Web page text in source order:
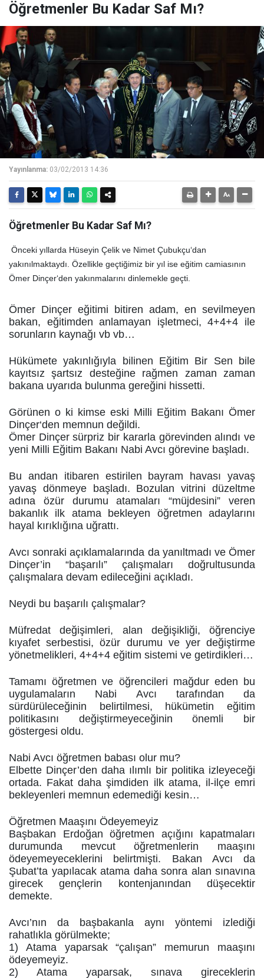
Öğretmenler Bu Kadar Saf Mı?
Yayınlanma: 03/02/2013 14:36
Öğretmenler Bu Kadar Saf Mı?
Önceki yıllarda Hüseyin Çelik ve Nimet Çubukçu‘dan
yakınılmaktaydı. Özellikle geçtiğimiz bir yıl ise eğitim camiasının
Ömer Dinçer‘den yakınmalarını dinlemekle geçti.
Ömer Dinçer eğitimi bitiren adam, en sevilmeyen
bakan, eğitimden anlamayan işletmeci, 4+4+4 ile
sorunların kaynağı vb vb…
Hükümete yakınlığıyla bilinen Eğitim Bir Sen bile
kayıtsız şartsız desteğine rağmen zaman zaman
bakana uyarıda bulunma gereğini hissetti.
Görünen o ki kimse eski Milli Eğitim Bakanı Ömer
Dinçer‘den memnun değildi.
Ömer Dinçer sürpriz bir kararla görevinden alındı ve
yeni Milli Eğitim Bakanı Nabi Avcı görevine başladı.
Bu andan itibaren estirilen bayram havası yavaş
yavaş dönmeye başladı. Bozulan vitrini düzeltme
adına özür durumu atamaları “müjdesini” veren
bakanlık ilk atama bekleyen öğretmen adaylarını
hayal kırıklığına uğrattı.
Avcı sonraki açıklamalarında da yanıltmadı ve Ömer
Dinçer’in “başarılı” çalışmaları doğrultusunda
çalışmalara devam edileceğini açıkladı.
Neydi bu başarılı çalışmalar?
Müfredat değişimleri, alan değişikliği, öğrenciye
kıyafet serbestisi, özür durumu ve yer değiştirme
yönetmelikleri, 4+4+4 eğitim sistemi ve getirdikleri…
Tamamı öğretmen ve öğrencileri mağdur eden bu
uygulamaların Nabi Avcı tarafından da
sürdürüleceğinin belirtilmesi, hükümetin eğitim
politikasını değiştirmeyeceğinin önemli bir
göstergesi oldu.
Nabi Avcı öğretmen babası olur mu?
Elbette Dinçer’den daha ılımlı bir politika izleyeceği
ortada. Fakat daha şimdiden ilk atama, il-ilçe emri
bekleyenleri memnun edemediği kesin…
Öğretmen Maaşını Ödeyemeyiz
Başbakan Erdoğan öğretmen açığını kapatmaları
durumunda mevcut öğretmenlerin maaşını
ödeyemeyeceklerini belirtmişti. Bakan Avcı da
Şubat’ta yapılacak atama daha sonra alan sınavına
girecek gençlerin kontenjanından düşecektir
demekte.
Avcı’nın da başbakanla aynı yöntemi izlediği
rahatlıkla görülmekte;
1) Atama yaparsak “çalışan” memurun maaşını
ödeyemeyiz.
2) Atama yaparsak, sınava gireceklerin